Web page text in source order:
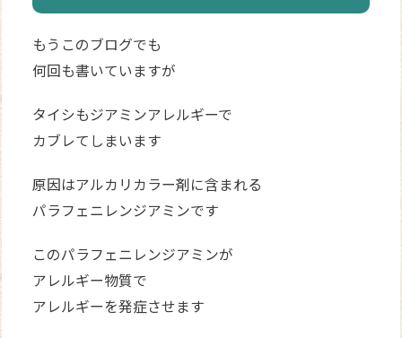
もうこのブログでも
何回も書いていますが
タイシもジアミンアレルギーで
カブレてしまいます
原因はアルカリカラー剤に含まれる
パラフェニレンジアミンです
このパラフェニレンジアミンが
アレルギー物質で
アレルギーを発症させます